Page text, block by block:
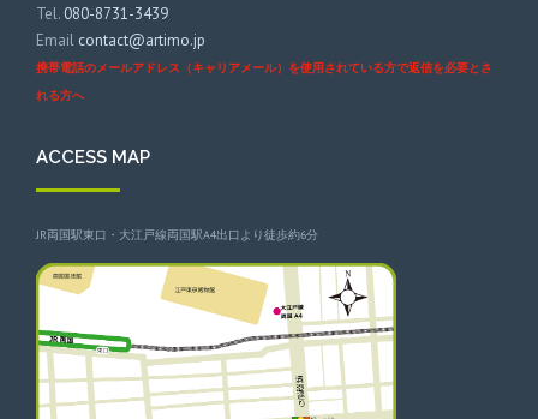
Tel. 080-8731-3439
Email contact@artimo.jp
携帯電話のメールアドレス（キャリアメール）を使用されている方で返信を必要とさ
れる方へ
ACCESS MAP
JR両国駅東口・大江戸線両国駅A4出口より徒歩約6分